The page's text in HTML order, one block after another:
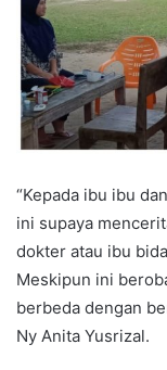
“Kepada ibu ibu
ini supaya
dokter atau ibu
Meskipun ini
berbeda dengan
Ny Anita Yusrizal.